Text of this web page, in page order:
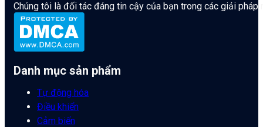
Chúng tôi là đối tác đáng tin cậy của bạn trong các giải pháp
Danh mục sản phẩm
Tự động hóa
Điều khiển
Cảm biến